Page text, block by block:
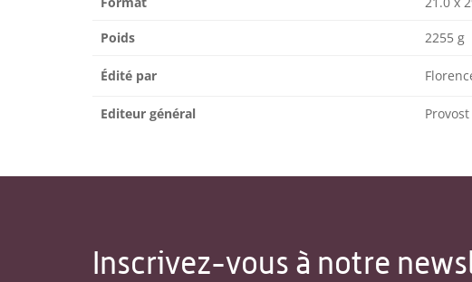
Poids 2255 g
Édité par
Editeur général
Inscrivez-vous à notre